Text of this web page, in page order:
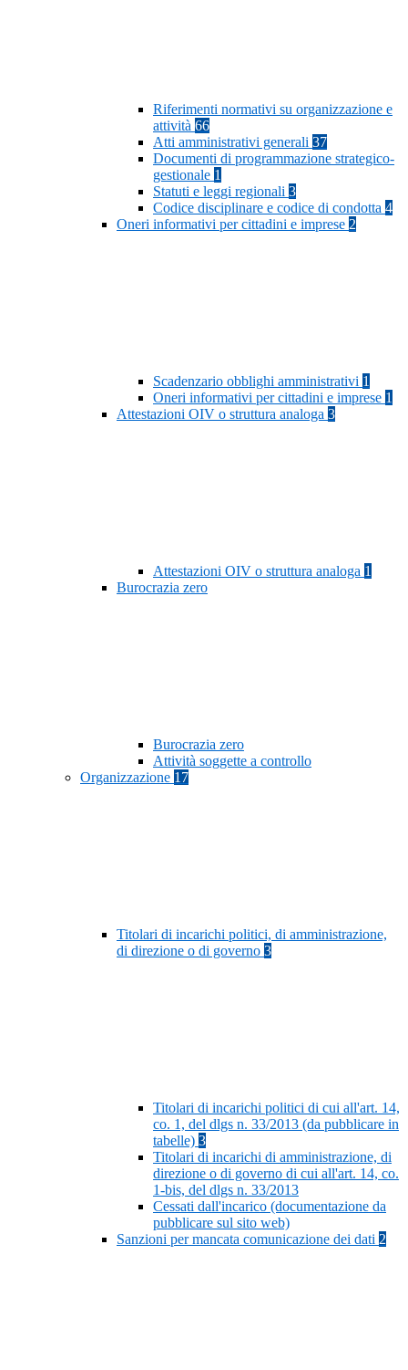
Riferimenti normativi su organizzazione e
attività 66
Atti amministrativi generali 37
Documenti di programmazione strategico-
gestionale 1
Statuti e leggi regionali 3
Codice disciplinare e codice di condotta 4
Oneri informativi per cittadini e imprese 2
Scadenzario obblighi amministrativi 1
Oneri informativi per cittadini e imprese 1
Attestazioni OIV o struttura analoga 3
Attestazioni OIV o struttura analoga 1
Burocrazia zero
Burocrazia zero
Attività soggette a controllo
Organizzazione 17
Titolari di incarichi politici, di amministrazione,
di direzione o di governo 3
Titolari di incarichi politici di cui all'art. 14,
co. 1, del dlgs n. 33/2013 (da pubblicare in
tabelle) 3
Titolari di incarichi di amministrazione, di
direzione o di governo di cui all'art. 14, co.
1-bis, del dlgs n. 33/2013
Cessati dall'incarico (documentazione da
pubblicare sul sito web)
Sanzioni per mancata comunicazione dei dati 2